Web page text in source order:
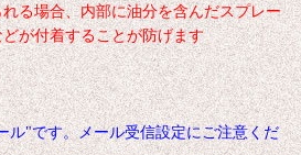
る場合、内部に油分を含んだスプレー
が付着することが防げます
ル"です。メール受信設定にご注意くだ